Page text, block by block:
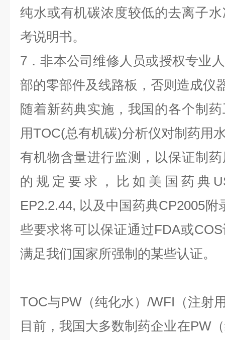
纯水或有机碳浓度较低的去离子
考说明书。
7．非本公司维修人员或授权专业
部的零部件及线路板，否则造成仪
随着新药典实施，我国的各个制
用TOC(总有机碳)分析仪对制药用
有机物含量进行监测，以保证制
的规定要求，比如美国药典
EP2.2.44, 以及中国药典CP2005
些要求将可以保证通过FDA或
满足我们国家所强制的某些认证。
TOC与PW（纯化水）/WFI（注射
目前，我国大多数制药企业在PW